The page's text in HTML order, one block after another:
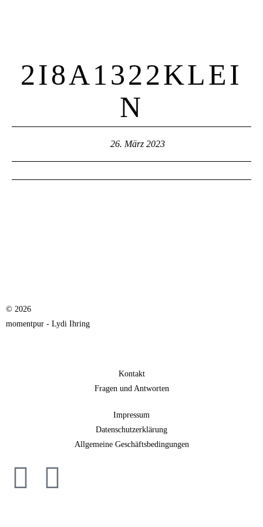
2I8A1322KLEI
N
26. März 2023
© 2026
momentpur - Lydi Ihring
Kontakt
Fragen und Antworten
Impressum
Datenschutzerklärung
Allgemeine Geschäftsbedingungen